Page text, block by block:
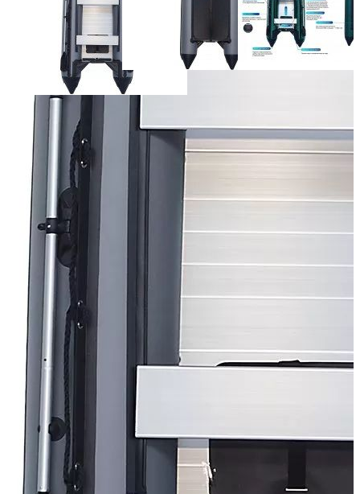
Масса (кг):
Макс. мощн. мотора (л.с.):15
Грузоподъемность (кг):560
Количество мест:
Диаметр баллона (см):
42
Тип пола:
алюминиевый
Плотность материала (г/кв.м):900
Добавить к сравнению
Нет в наличии
Сообщить о наличии
Способы оплаты
Наличными курьеру